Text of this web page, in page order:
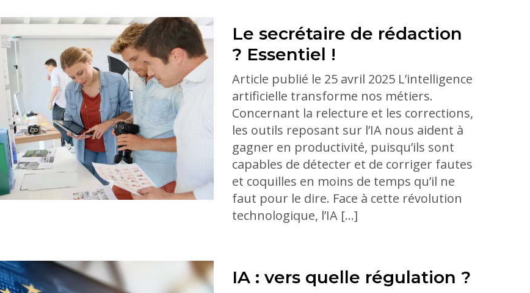
Le secrétaire de rédaction
? Essentiel !
Article publié le 25 avril 2025 L’intelligence
artificielle transforme nos métiers.
Concernant la relecture et les corrections,
les outils reposant sur l’IA nous aident à
gagner en productivité, puisqu’ils sont
capables de détecter et de corriger fautes
et coquilles en moins de temps qu’il ne
faut pour le dire. Face à cette révolution
technologique, l’IA […]
IA : vers quelle régulation ?